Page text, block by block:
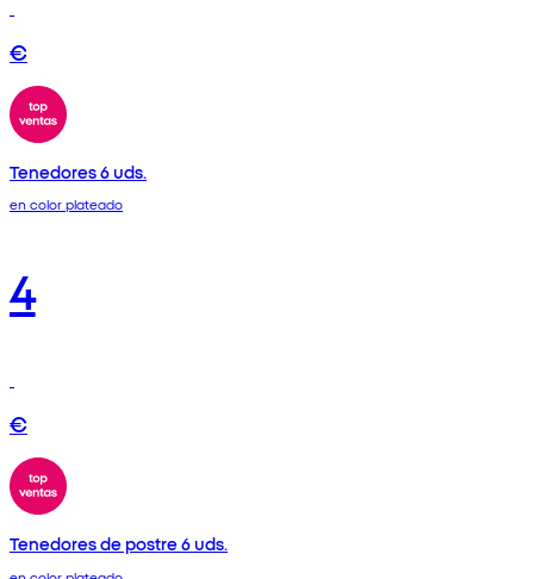
€
Tenedores 6 uds.
en color plateado
4
€
Tenedores de postre 6 uds.